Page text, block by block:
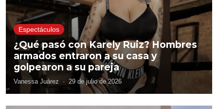
Espectáculos
¿Qué pasó con Karely Ruiz? Hombres
armados entraron a su casa y
golpearon a su pareja
Vanessa Juárez · 29 de julio de 2026